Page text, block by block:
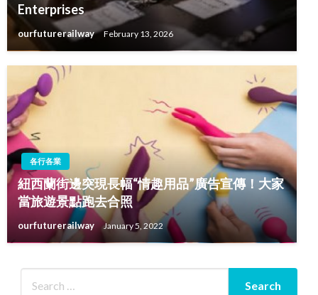
Enterprises
ourfuturerailway February 13, 2026
各行各業
紐西蘭街邊突現長幅“情趣用品”廣告宣傳！大家
當旅遊景點跑去合照
ourfuturerailway January 5, 2022